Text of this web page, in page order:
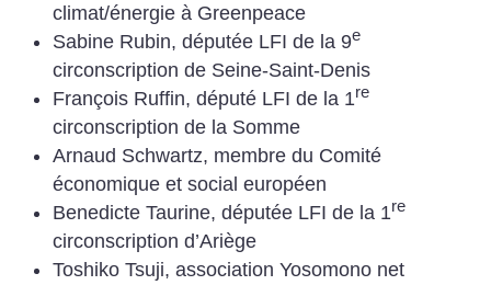
climat/énergie à Greenpeace
Sabine Rubin, députée LFI de la 9e
circonscription de Seine-Saint-Denis
François Ruffin, député LFI de la 1re
circonscription de la Somme
Arnaud Schwartz, membre du Comité
économique et social européen
Benedicte Taurine, députée LFI de la 1re
circonscription d’Ariège
Toshiko Tsuji, association Yosomono net